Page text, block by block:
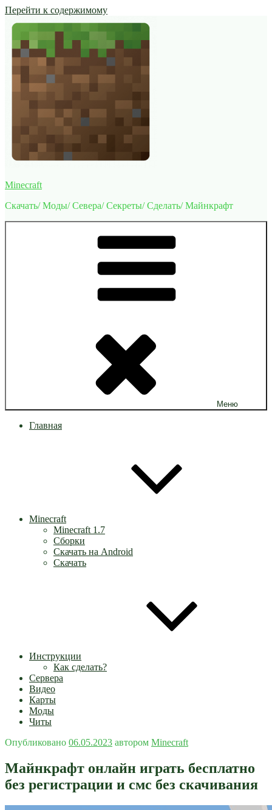
Перейти к содержимому
Minecraft
Скачать/ Моды/ Севера/ Секреты/ Сделать/ Майнкрафт
Меню
Главная
Minecraft
Minecraft 1.7
Сборки
Скачать на Android
Скачать
Инструкции
Как сделать?
Сервера
Видео
Карты
Моды
Читы
Опубликовано 06.05.2023 автором Minecraft
Майнкрафт онлайн играть бесплатно
без регистрации и смс без скачивания